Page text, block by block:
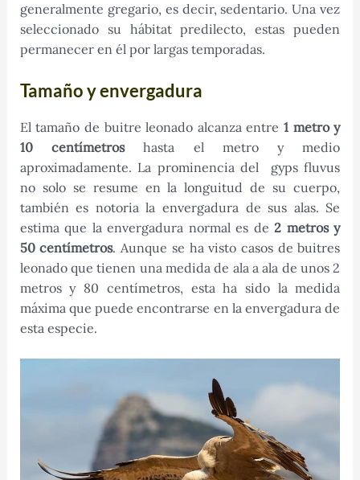
generalmente gregario, es decir, sedentario. Una vez
seleccionado su hábitat predilecto, estas pueden
permanecer en él por largas temporadas.
Tamaño y envergadura
El tamaño de buitre leonado alcanza entre1 metro y
10 centímetroshasta el metro y medio
aproximadamente. La prominencia del gyps fluvus
no solo se resume en la longuitud de su cuerpo,
también es notoria la envergadura de sus alas. Se
estima que la envergadura normal es de2 metros y
50 centímetros. Aunque se ha visto casos de buitres
leonado que tienen una medida de ala a ala de unos 2
metros y 80 centímetros, esta ha sido la medida
máxima que puede encontrarse en la envergadura de
esta especie.